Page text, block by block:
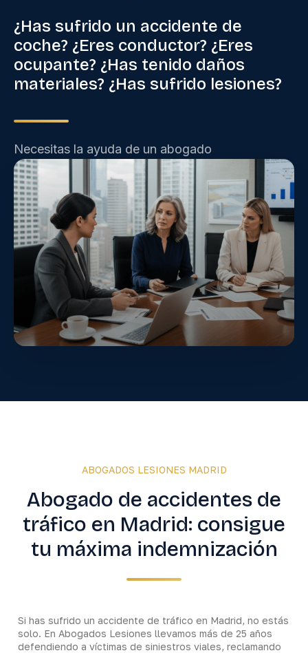
¿Has sufrido un accidente de
coche? ¿Eres conductor? ¿Eres
ocupante? ¿Has tenido daños
materiales? ¿Has sufrido lesiones?
Necesitas la ayuda de un abogado
ABOGADOS LESIONES MADRID
Abogado de accidentes de
tráfico en Madrid: consigue
tu máxima indemnización​
Si has sufrido un accidente de tráfico en Madrid, no estás
solo. En Abogados Lesiones llevamos más de 25 años
defendiendo a víctimas de siniestros viales, reclamando